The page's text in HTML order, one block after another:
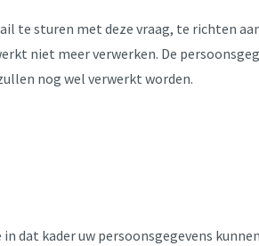
te sturen met deze vraag, te richten
niet meer verwerken. De
nog wel verwerkt worden.
dat kader uw persoonsgegevens